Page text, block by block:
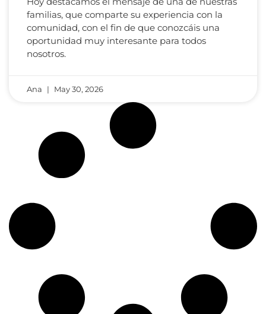
familias, que comparte su experiencia con la
comunidad, con el fin de que conozcáis una
oportunidad muy interesante para todos
nosotros.
Ana May 30, 2026